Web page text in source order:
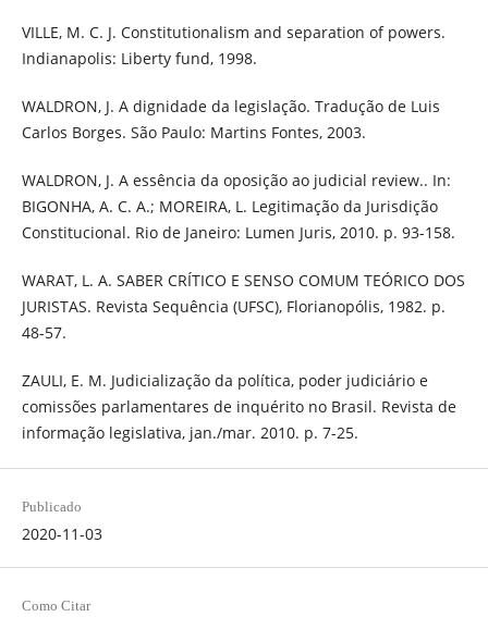
VILLE, M. C. J. Constitutionalism and separation of powers.
Indianapolis: Liberty fund, 1998.
WALDRON, J. A dignidade da legislação. Tradução de Luis
Carlos Borges. São Paulo: Martins Fontes, 2003.
WALDRON, J. A essência da oposição ao judicial review.. In:
BIGONHA, A. C. A.; MOREIRA, L. Legitimação da Jurisdição
Constitucional. Rio de Janeiro: Lumen Juris, 2010. p. 93-158.
WARAT, L. A. SABER CRÍTICO E SENSO COMUM TEÓRICO DOS
JURISTAS. Revista Sequência (UFSC), Florianopólis, 1982. p.
48-57.
ZAULI, E. M. Judicialização da política, poder judiciário e
comissões parlamentares de inquérito no Brasil. Revista de
informação legislativa, jan./mar. 2010. p. 7-25.
Publicado
2020-11-03
Como Citar